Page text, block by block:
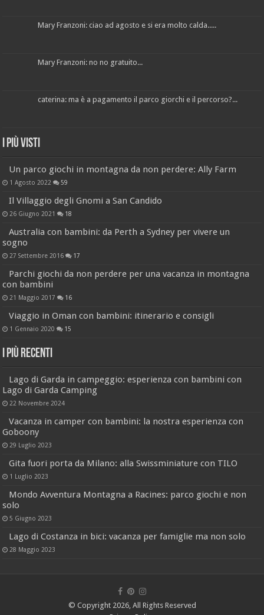
Mary Franzoni: ciao ad agosto e si era molto calda.....
Mary Franzoni: no no gratuito...
caterina: ma è a pagamento il parco giorchi e il percorso?...
I più visti
Un parco giochi in montagna da non perdere: Ally Farm
1 Agosto 2022 59
Il Villaggio degli Gnomi a San Candido
26 Giugno 2021 18
Australia con bambini: da Perth a Sydney per vivere un
sogno
27 Settembre 2016 17
Parchi giochi da non perdere per una vacanza in montagna
con bambini
21 Maggio 2017 16
Viaggio in Oman con bambini: itinerario e consigli
1 Gennaio 2020 15
I più recenti
Lago di Garda in campeggio: esperienza con bambini con
Lago di Garda Camping
22 Novembre 2024
Vacanza in camper con bambini: la nostra esperienza con
Goboony
29 Luglio 2023
Gita fuori porta da Milano: alla Swissminiature con TILO
1 Luglio 2023
Mondo Avventura Montagna a Racines: parco giochi e non
solo
5 Giugno 2023
Lago di Costanza in bici: vacanza per famiglie ma non solo
28 Maggio 2023
© Copyright 2026, All Rights Reserved